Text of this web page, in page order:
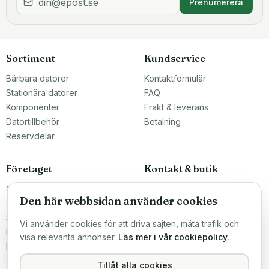
Prenumerera
Sortiment
Bärbara datorer
Stationära datorer
Komponenter
Datortillbehör
Reservdelar
Kundservice
Kontaktformulär
FAQ
Frakt & leverans
Betalning
Företaget
Om oss
Större inköp?
Sälj till oss
Köpvillkor
Integritetspolicy
Kontakt & butik
Malmö, Sverige
ÖPPETTIDER
Mån–Fre 10–16
Hitta hit →
Den här webbsidan använder cookies
Vi använder cookies för att driva sajten, mäta trafik och
visa relevanta annonser. Läs mer i vår cookiepolicy.
Tillåt alla cookies